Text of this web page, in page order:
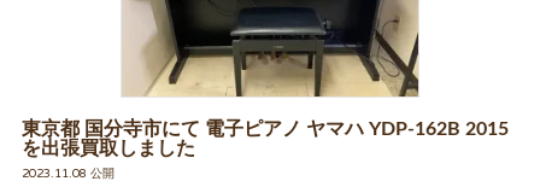
東京都 国分寺市にて 電子ピアノ ヤマハ YDP-162B 2015
を出張買取しました
2023.11.08 公開